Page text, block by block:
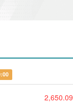
2,650.09